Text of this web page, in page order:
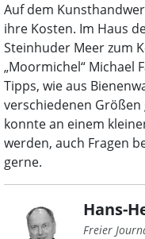
Auf dem
ihre Kosten. Im Haus
Steinhuder Meer zum
„Moormichel“ Michael
Tipps, wie aus
verschiedenen
konnte an einem
werden, auch Fragen
gerne.
Hans-
Freier